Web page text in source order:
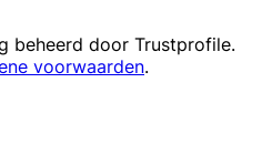
beheerd door Trustprofile.
voorwaarden.